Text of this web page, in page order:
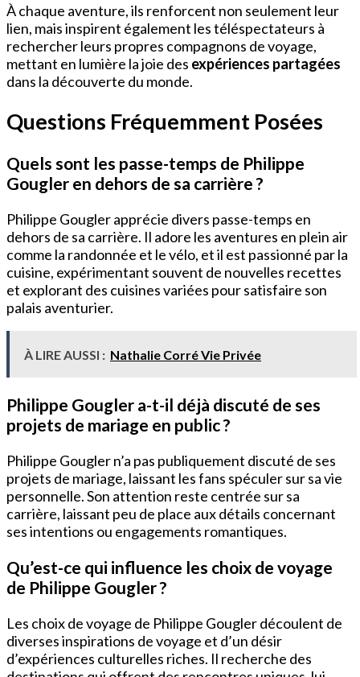
À chaque aventure, ils renforcent non seulement leur
lien, mais inspirent également les téléspectateurs à
rechercher leurs propres compagnons de voyage,
mettant en lumière la joie des expériences partagées
dans la découverte du monde.
Questions Fréquemment Posées
Quels sont les passe-temps de Philippe
Gougler en dehors de sa carrière ?
Philippe Gougler apprécie divers passe-temps en
dehors de sa carrière. Il adore les aventures en plein air
comme la randonnée et le vélo, et il est passionné par la
cuisine, expérimentant souvent de nouvelles recettes
et explorant des cuisines variées pour satisfaire son
palais aventurier.
À LIRE AUSSI : Nathalie Corré Vie Privée
Philippe Gougler a-t-il déjà discuté de ses
projets de mariage en public ?
Philippe Gougler n’a pas publiquement discuté de ses
projets de mariage, laissant les fans spéculer sur sa vie
personnelle. Son attention reste centrée sur sa
carrière, laissant peu de place aux détails concernant
ses intentions ou engagements romantiques.
Qu’est-ce qui influence les choix de voyage
de Philippe Gougler ?
Les choix de voyage de Philippe Gougler découlent de
diverses inspirations de voyage et d’un désir
d’expériences culturelles riches. Il recherche des